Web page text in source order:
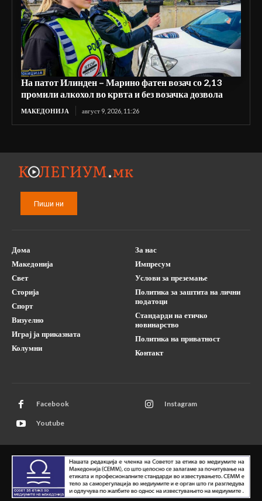
На патот Илинден – Марино фатен возач со 2,13
промили алкохол во крвта и без возачка дозвола
МАКЕДОНИЈА август 9, 2026, 11:26
Пиши ни
Дома
Македонија
Свет
Сторија
Спорт
Визуелно
Играј ја приказната
Колумни
За нас
Импресум
Услови за преземање
Политика за заштита на лични
податоци
Стандарди на етичко
новинарство
Политика на приватност
Контакт
Facebook Instagram
Youtube